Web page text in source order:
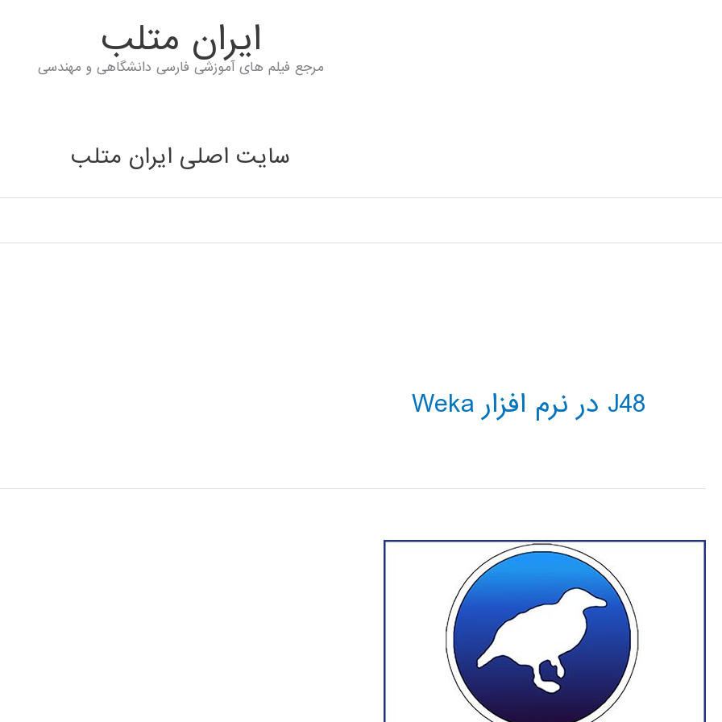
ايران متلب
مرجع فیلم های آموزشی فارسی دانشگاهی و مهندسی
سایت اصلی ایران متلب
J48 در نرم افزار Weka